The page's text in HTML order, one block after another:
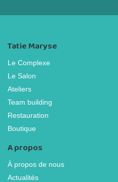
Tatie Maryse
Le Complexe
Le Salon
Ateliers
Team building
Restauration
Boutique
A propos
À propos de nous
Actualités